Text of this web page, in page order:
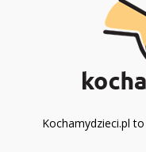
Kochamydzieci.pl